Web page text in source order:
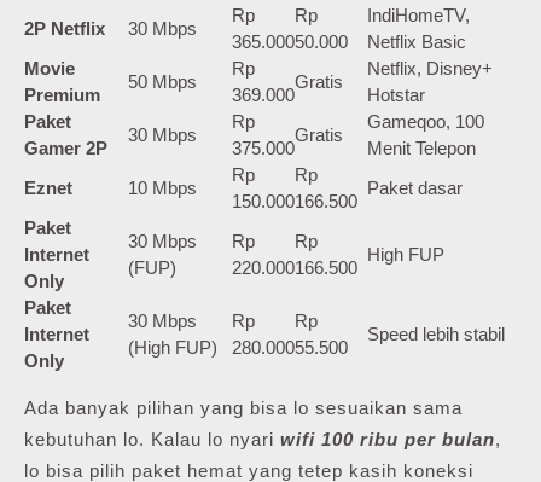
2P Netflix
30 Mbps
Rp
365.000
Rp
50.000
IndiHomeTV,
Netflix Basic
Movie
Premium
50 Mbps
Rp
369.000
Gratis
Netflix, Disney+
Hotstar
Paket
Gamer 2P
30 Mbps
Rp
375.000
Gratis
Gameqoo, 100
Menit Telepon
Eznet
10 Mbps
Rp
150.000
Rp
166.500
Paket dasar
Paket
Internet
Only
30 Mbps
(FUP)
Rp
220.000
Rp
166.500
High FUP
Paket
Internet
Only
30 Mbps
(High FUP)
Rp
280.000
Rp
55.500
Speed lebih stabil
Ada banyak pilihan yang bisa lo sesuaikan sama
kebutuhan lo. Kalau lo nyari wifi 100 ribu per bulan,
lo bisa pilih paket hemat yang tetep kasih koneksi